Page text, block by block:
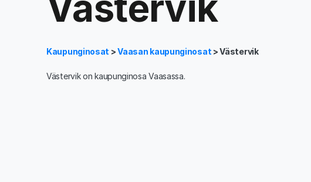
Kaupunginosat >Vaasan kaupunginosat > Västervik
Västervik on kaupunginosa Vaasassa.